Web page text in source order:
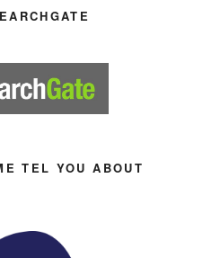
TEL YOU ABOUT